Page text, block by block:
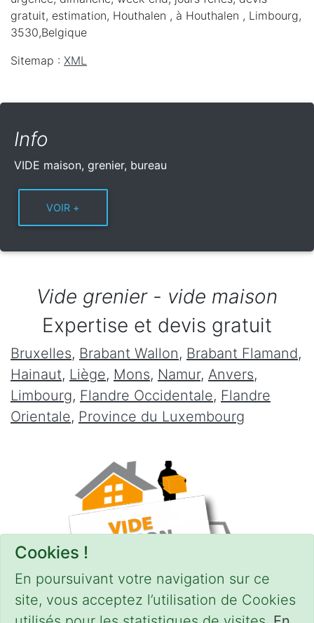
Cookies !
En poursuivant votre navigation sur ce
site, vous acceptez l’utilisation de Cookies
gratuit, estimation, Houthalen , à Houthalen , Limbourg,
3530,Belgique
Sitemap : XML
Info
VIDE maison, grenier, bureau
Vide grenier - vide maison
Expertise et devis gratuit
Bruxelles, Brabant Wallon, Brabant Flamand,
Hainaut, Liège, Mons, Namur, Anvers,
Limbourg, Flandre Occidentale, Flandre
Orientale, Province du Luxembourg